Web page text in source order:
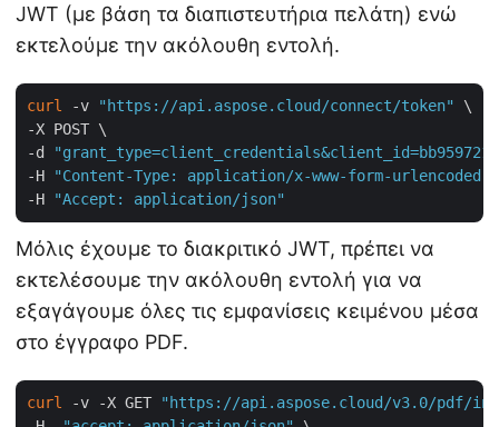
JWT (με βάση τα διαπιστευτήρια πελάτη) ενώ
εκτελούμε την ακόλουθη εντολή.
curl -v "https://api.aspose.cloud/connect/token"
\
-X POST \
-d
"grant_type=client_credentials&client_id=bb959721-
-H
"Content-Type: application/x-www-form-urlencoded"
-H
"Accept: application/json"
Μόλις έχουμε το διακριτικό JWT, πρέπει να
εκτελέσουμε την ακόλουθη εντολή για να
εξαγάγουμε όλες τις εμφανίσεις κειμένου μέσα
στο έγγραφο PDF.
curl -v -X GET
"https://api.aspose.cloud/v3.0/pdf/